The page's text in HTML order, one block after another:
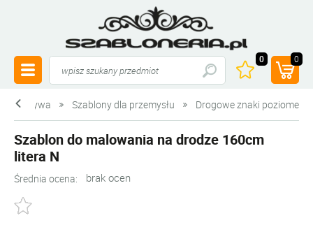
0 0
tworzywa Szablony dla przemysłu Drogowe znaki poziome
Szablon do malowania na drodze 160cm
litera N
Średnia ocena: brak ocen